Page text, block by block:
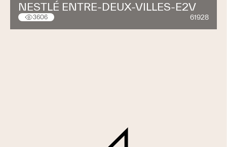
NESTLÉ ENTRE-DEUX-VILLES-E2V
3606 61928